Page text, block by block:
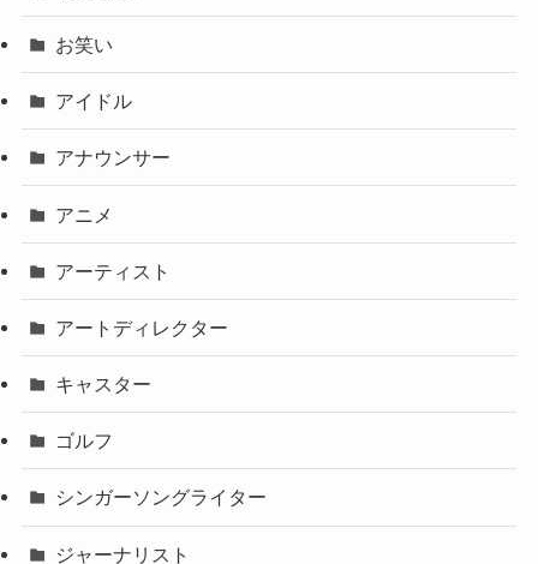
お笑い
アイドル
アナウンサー
アニメ
アーティスト
アートディレクター
キャスター
ゴルフ
シンガーソングライター
ジャーナリスト